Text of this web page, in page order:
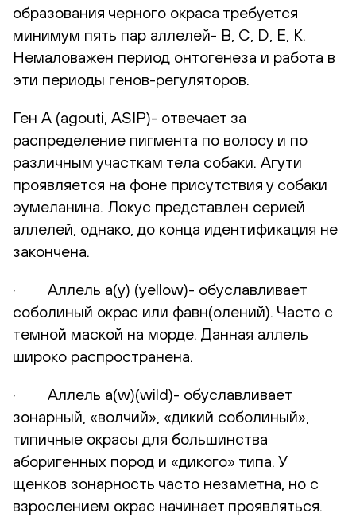
образования черного окраса требуется
минимум пять пар аллелей- В, С, D, Е, К.
Немаловажен период онтогенеза и работа в
эти периоды генов-регуляторов.
Ген А (agouti, ASIP)- отвечает за
распределение пигмента по волосу и по
различным участкам тела собаки. Агути
проявляется на фоне присутствия у собаки
эумеланина. Локус представлен серией
аллелей, однако, до конца идентификация не
закончена.
· Аллель а(у) (yellow)- обуславливает
соболиный окрас или фавн(олений). Часто с
темной маской на морде. Данная аллель
широко распространена.
· Аллель а(w)(wild)- обуславливает
зонарный, «волчий», «дикий соболиный»,
типичные окрасы для большинства
аборигенных пород и «дикого» типа. У
щенков зонарность часто незаметна, но с
взрослением окрас начинает проявляться.